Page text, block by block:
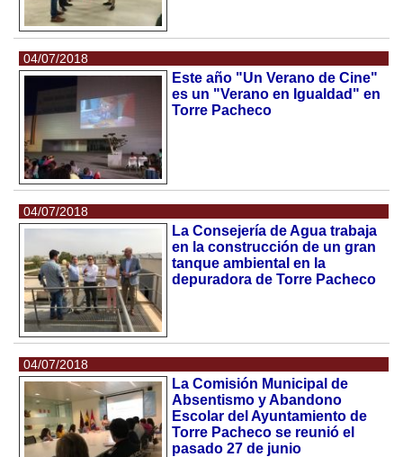
04/07/2018
Este año "Un Verano de Cine"
es un "Verano en Igualdad" en
Torre Pacheco
04/07/2018
La Consejería de Agua trabaja
en la construcción de un gran
tanque ambiental en la
depuradora de Torre Pacheco
04/07/2018
La Comisión Municipal de
Absentismo y Abandono
Escolar del Ayuntamiento de
Torre Pacheco se reunió el
pasado 27 de junio